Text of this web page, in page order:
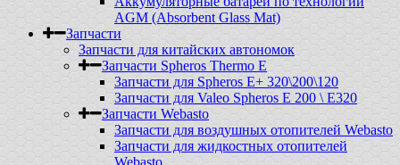
AGM (Absorbent Glass Mat)
Запчасти
Запчасти для китайских автономок
Запчасти Spheros Thermo E
Запчасти для Spheros E+ 320\200\120
Запчасти для Valeo Spheros E 200 \ E320
Запчасти Webasto
Запчасти для воздушных отопителей Webasto
Запчасти для жидкостных отопителей
Webasto